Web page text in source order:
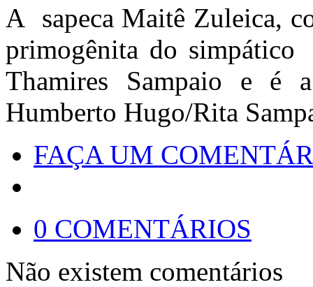
A sapeca Maitê Zuleica,
primogênita do
Thamires Sampaio e é
Humberto Hugo/Rita
FAÇA UM
0 COMENTÁRIOS
Não existem comentários